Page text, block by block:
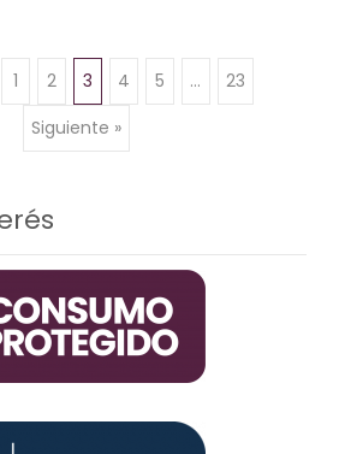
de
1 2 3 4 5 …
23
Siguiente »